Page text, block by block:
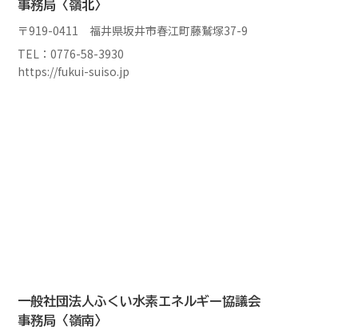
事務局〈嶺北〉
〒919-0411 福井県坂井市春江町藤鷲塚37-9
TEL：0776-58-3930
https://fukui-suiso.jp
一般社団法人ふくい水素エネルギー協議会
事務局〈嶺南〉